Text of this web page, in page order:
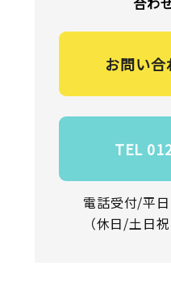
お問い
TEL
電話受付/平
（休日/土日